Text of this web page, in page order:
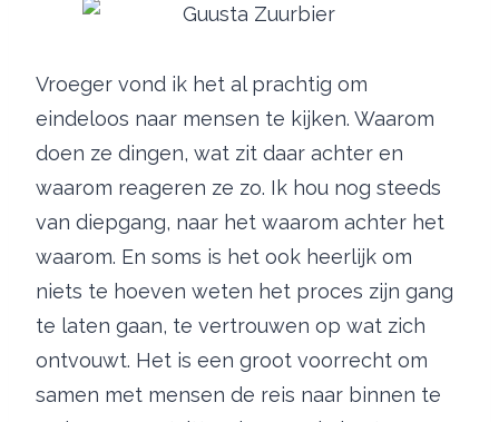
Vroeger vond ik het al prachtig om
eindeloos naar mensen te kijken. Waarom
doen ze dingen, wat zit daar achter en
waarom reageren ze zo. Ik hou nog steeds
van diepgang, naar het waarom achter het
waarom. En soms is het ook heerlijk om
niets te hoeven weten het proces zijn gang
te laten gaan, te vertrouwen op wat zich
ontvouwt. Het is een groot voorrecht om
samen met mensen de reis naar binnen te